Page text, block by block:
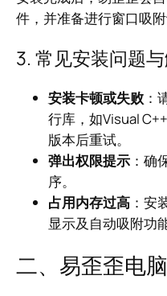
件，并准备进行窗口吸附
3. 常见安装问题
安装卡顿或失败 ：
行库，如Visual
版本后重试。
弹出权限提示 ：确
序。
占用内存过高 ：安
显示及自动吸附功
二、易歪歪电